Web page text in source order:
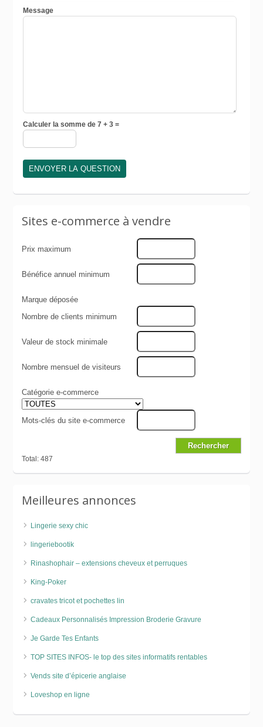
Message
Calculer la somme de 7 + 3 =
Sites e-commerce à vendre
Prix maximum
Bénéfice annuel minimum
Marque déposée
Nombre de clients minimum
Valeur de stock minimale
Nombre mensuel de visiteurs
Catégorie e-commerce
Mots-clés du site e-commerce
Total: 487
Meilleures annonces
Lingerie sexy chic
lingeriebootik
Rinashophair – extensions cheveux et perruques
King-Poker
cravates tricot et pochettes lin
Cadeaux Personnalisés Impression Broderie Gravure
Je Garde Tes Enfants
TOP SITES INFOS- le top des sites informatifs rentables
Vends site d’épicerie anglaise
Loveshop en ligne